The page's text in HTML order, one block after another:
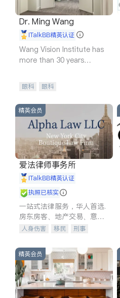
Dr. Ming Wang
iTalkBB精英认证
Wang Vision Institute has
more than 30 years
眼科 眼科
精英会员
爱法律师事务所
iTalkBB精英认证
执照已核实
一站式法律服务，华人首选.
房东房客、地产交易、意外
伤害、车祸重伤、商业诉
建筑合同、刑事案件全包办
人身伤害 移民
刑事
信托/遗嘱
商业
商标注册
索赔
律师-其它 保释
精英会员